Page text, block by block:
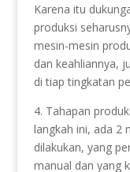
Karena itu
produksi
mesin-mesin
dan keahliannya,
di tiap tingkatan
4. Tahapan
langkah ini, ada 2
dilakukan, yang
manual dan yang